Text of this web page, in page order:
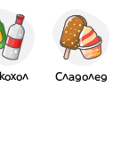
Сладолед